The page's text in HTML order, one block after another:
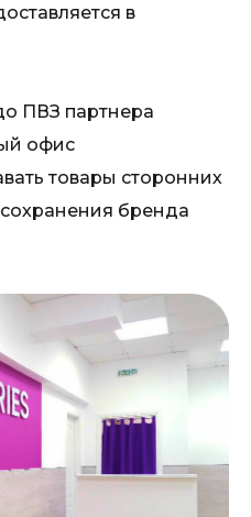
в
ПВЗ партнера
офис
товары сторонних
бренда